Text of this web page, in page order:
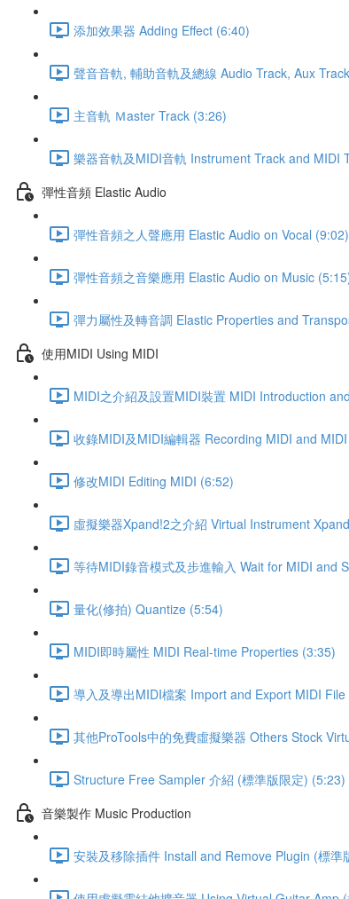
添加效果器 Adding Effect (6:40)
聲音音軌, 輔助音軌及總線 Audio Track, Aux
主音軌 Ｍaster Track (3:26)
樂器音軌及MIDI音軌 Instrument Track and MIDI
彈性音頻 Elastic Audio
彈性音頻之人聲應用 Elastic Audio on Vocal (9:02)
彈性音頻之音樂應用 Elastic Audio on Music
彈力屬性及轉音調 Elastic Properties and
使用MIDI Using MIDI
MIDI之介紹及設置MIDI裝置 MIDI Introduction
收錄MIDI及MIDI編輯器 Recording MIDI and
修改MIDI Editing MIDI (6:52)
虛擬樂器Xpand!2之介紹 Virtual Instrument
等待MIDI錄音模式及步進輸入 Wait for MIDI and
量化(修拍) Quantize (5:54)
MIDI即時屬性 MIDI Real-time Properties (3:35)
導入及導出MIDI檔案 Import and Export MIDI File
其他ProTools中的免費虛擬樂器 Others Stock
Structure Free Sampler 介紹 (標準版限定) (5:23)
音樂製作 Music Production
安裝及移除插件 Install and Remove Plugin (標準